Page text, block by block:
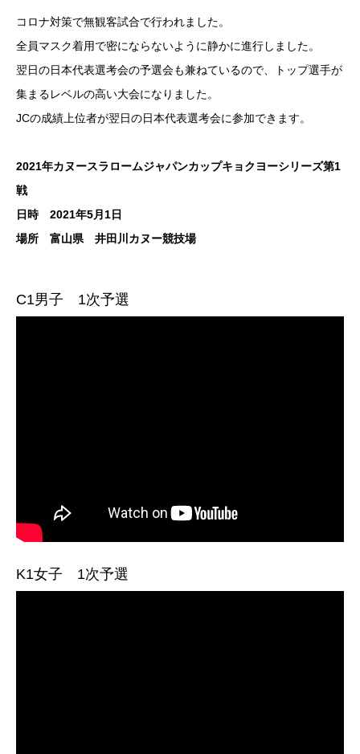
コロナ対策で無観客試合で行われました。
全員マスク着用で密にならないように静かに進行しました。
翌日の日本代表選考会の予選会も兼ねているので、トップ選手が
集まるレベルの高い大会になりました。
JCの成績上位者が翌日の日本代表選考会に参加できます。
2021年カヌースラロームジャパンカップキョクヨーシリーズ第1
戦
日時 2021年5月1日
場所 富山県 井田川カヌー競技場
C1男子 1次予選
K1女子 1次予選